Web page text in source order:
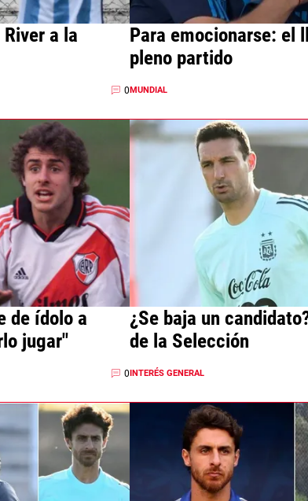
a la
0
Para emocionarse: el
pleno partido
MUNDIAL
de ídolo a
jugar"
0
¿Se baja un
de la Selección
INTERÉS GENERAL